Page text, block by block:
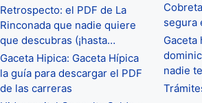
Retrospecto: el PDF de La
Rinconada que nadie quiere
que descubras (¡hasta…
Gaceta Hipica: Gaceta Hípica
la guía para descargar el PDF
de las carreras
segura
Gaceta
nadie